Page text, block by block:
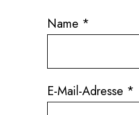
Name *
E-Mail-Adresse *